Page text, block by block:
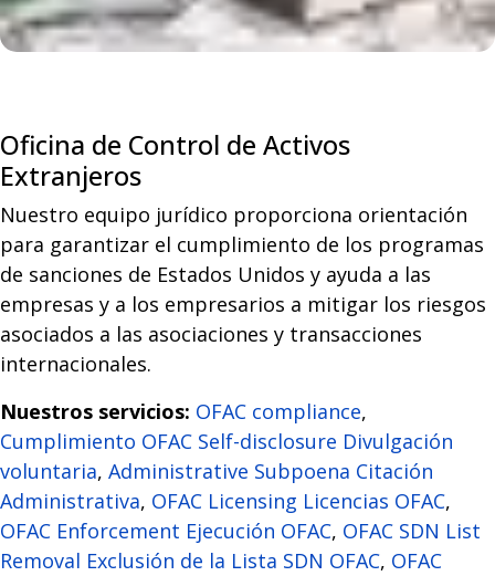
Oficina de Control de Activos
Extranjeros
Nuestro equipo jurídico proporciona orientación
para garantizar el cumplimiento de los programas
de sanciones de Estados Unidos y ayuda a las
empresas y a los empresarios a mitigar los riesgos
asociados a las asociaciones y transacciones
internacionales.
Nuestros servicios: OFAC compliance,
Cumplimiento OFAC Self-disclosure Divulgación
voluntaria, Administrative Subpoena Citación
Administrativa, OFAC Licensing Licencias OFAC,
OFAC Enforcement Ejecución OFAC, OFAC SDN List
Removal Exclusión de la Lista SDN OFAC, OFAC